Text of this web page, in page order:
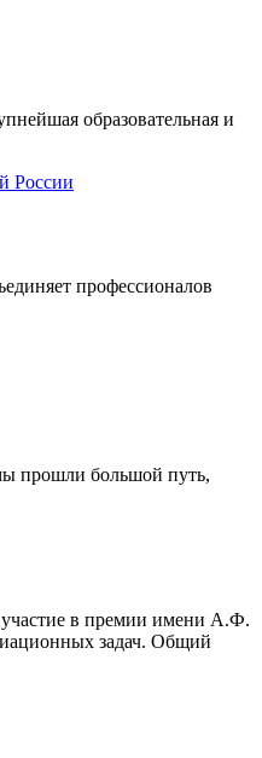
образовательная и
России
профессионалов
прошли большой путь,
участие в премии имени А.Ф.
задач. Общий